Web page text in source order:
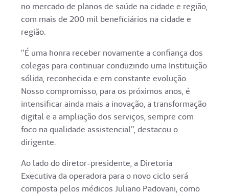
no mercado de planos de saúde na cidade e região,
com mais de 200 mil beneficiários na cidade e
região.
“É uma honra receber novamente a confiança dos
colegas para continuar conduzindo uma Instituição
sólida, reconhecida e em constante evolução.
Nosso compromisso, para os próximos anos, é
intensificar ainda mais a inovação, a transformação
digital e a ampliação dos serviços, sempre com
foco na qualidade assistencial”, destacou o
dirigente.
Ao lado do diretor-presidente, a Diretoria
Executiva da operadora para o novo ciclo será
composta pelos médicos Juliano Padovani, como